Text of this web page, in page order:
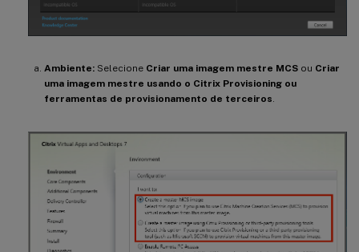
Ambiente: Selecione Criar uma imagem mestre MCS ou Criar
uma imagem mestre usando o Citrix Provisioning ou
ferramentas de provisionamento de terceiros